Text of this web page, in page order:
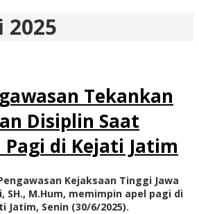
2025
Tekankan
Disiplin Saat
Pagi di Kejati Jatim
Kejaksaan Tinggi Jawa
SH., M.Hum, memimpin apel pagi di
Senin (30/6/2025).